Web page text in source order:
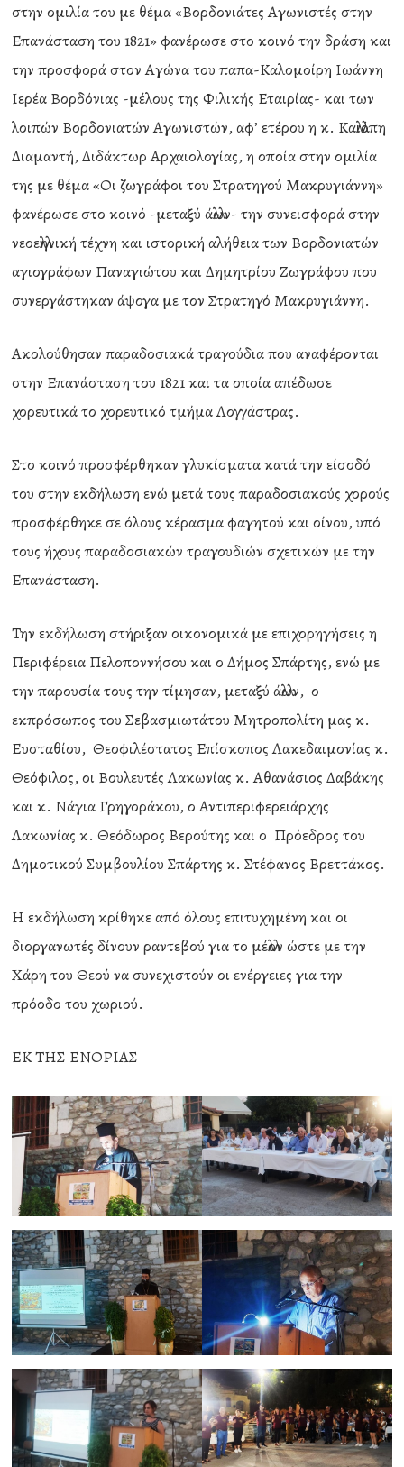
στην ομιλία του με θέμα «Βορδονιάτες Αγωνιστές στην
Επανάσταση του 1821» φανέρωσε στο κοινό την δράση και
την προσφορά στον Αγώνα του παπα-Καλομοίρη Ιωάννη
Ιερέα Βορδόνιας -μέλους της Φιλικής Εταιρίας- και των
λοιπών Βορδονιατών Αγωνιστών, αφ’ ετέρου η κ. Καλλιόπη
Διαμαντή, Διδάκτωρ Αρχαιολογίας, η οποία στην ομιλία
της με θέμα «Οι ζωγράφοι του Στρατηγού Μακρυγιάννη»
φανέρωσε στο κοινό -μεταξύ άλλων- την συνεισφορά στην
νεοελληνική τέχνη και ιστορική αλήθεια των Βορδονιατών
αγιογράφων Παναγιώτου και Δημητρίου Ζωγράφου που
συνεργάστηκαν άψογα με τον Στρατηγό Μακρυγιάννη.
Ακολούθησαν παραδοσιακά τραγούδια που αναφέρονται
στην Επανάσταση του 1821 και τα οποία απέδωσε
χορευτικά το χορευτικό τμήμα Λογγάστρας.
Στο κοινό προσφέρθηκαν γλυκίσματα κατά την είσοδό
του στην εκδήλωση ενώ μετά τους παραδοσιακούς χορούς
προσφέρθηκε σε όλους κέρασμα φαγητού και οίνου, υπό
τους ήχους παραδοσιακών τραγουδιών σχετικών με την
Επανάσταση.
Την εκδήλωση στήριξαν οικονομικά με επιχορηγήσεις η
Περιφέρεια Πελοποννήσου και ο Δήμος Σπάρτης, ενώ με
την παρουσία τους την τίμησαν, μεταξύ άλλων, ο
εκπρόσωπος του Σεβασμιωτάτου Μητροπολίτη μας κ.
Ευσταθίου, Θεοφιλέστατος Επίσκοπος Λακεδαιμονίας κ.
Θεόφιλος, οι Βουλευτές Λακωνίας κ. Αθανάσιος Δαβάκης
και κ. Νάγια Γρηγοράκου, ο Αντιπεριφερειάρχης
Λακωνίας κ. Θεόδωρος Βερούτης και ο Πρόεδρος του
Δημοτικού Συμβουλίου Σπάρτης κ. Στέφανος Βρεττάκος.
Η εκδήλωση κρίθηκε από όλους επιτυχημένη και οι
διοργανωτές δίνουν ραντεβού για το μέλλον ώστε με την
Χάρη του Θεού να συνεχιστούν οι ενέργειες για την
πρόοδο του χωριού.
ΕΚ ΤΗΣ ΕΝΟΡΙΑΣ